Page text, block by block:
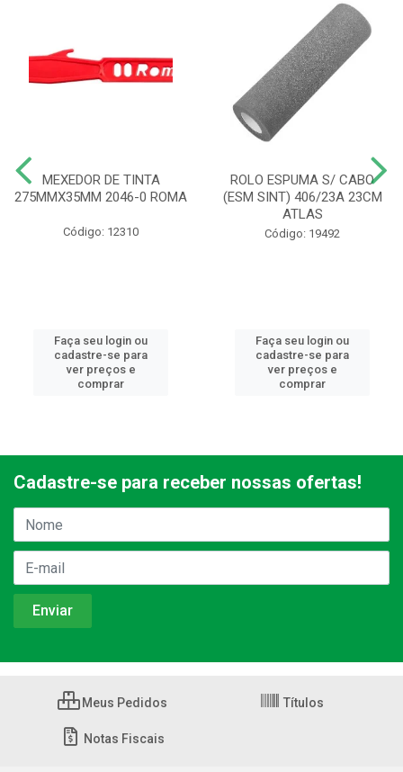
MEXEDOR DE TINTA
275MMX35MM 2046-0 ROMA
Código: 12310
Faça seu login ou
cadastre-se para
ver preços e
comprar
ROLO ESPUMA S/ CABO
(ESM SINT) 406/23A 23CM
ATLAS
Código: 19492
Faça seu login ou
cadastre-se para
ver preços e
comprar
Cadastre-se para receber nossas ofertas!
Meus Pedidos Títulos
Notas Fiscais